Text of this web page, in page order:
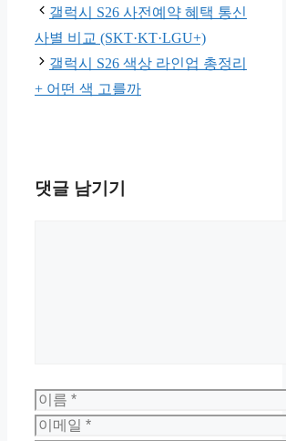
고
리
갤럭시 S26 사전예약 혜택 통신
사별 비교 (SKT·KT·LGU+)
갤럭시 S26 색상 라인업 총정리
+ 어떤 색 고를까
댓글 남기기
이
름
이